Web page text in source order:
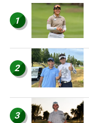
1
2
3